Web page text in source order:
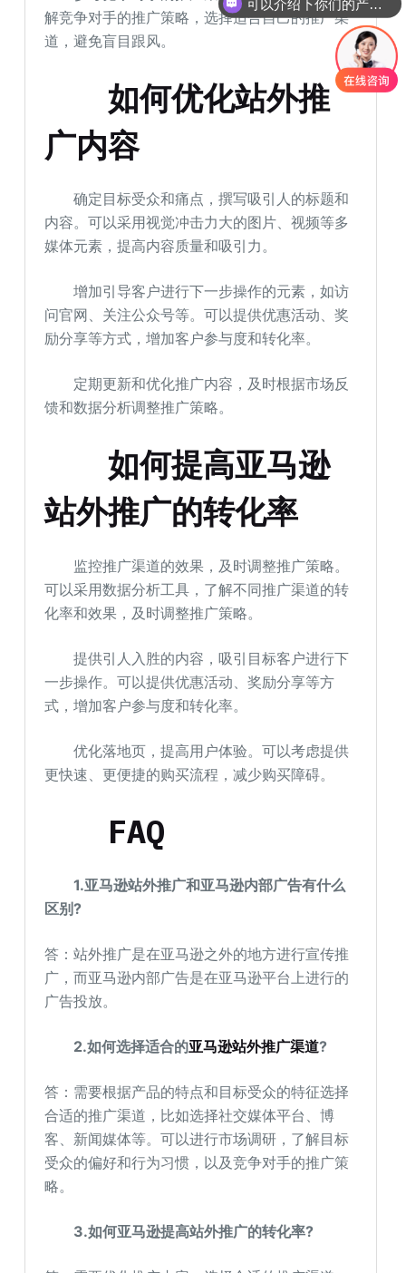
解竞争对手的推广策略，选择适合自己的推广渠
道，避免盲目跟风。
如何优化站外推
广内容
确定目标受众和痛点，撰写吸引人的标题和
内容。可以采用视觉冲击力大的图片、视频等多
媒体元素，提高内容质量和吸引力。
增加引导客户进行下一步操作的元素，如访
问官网、关注公众号等。可以提供优惠活动、奖
励分享等方式，增加客户参与度和转化率。
定期更新和优化推广内容，及时根据市场反
馈和数据分析调整推广策略。
如何提高亚马逊
站外推广的转化率
监控推广渠道的效果，及时调整推广策略。
可以采用数据分析工具，了解不同推广渠道的转
化率和效果，及时调整推广策略。
提供引人入胜的内容，吸引目标客户进行下
一步操作。可以提供优惠活动、奖励分享等方
式，增加客户参与度和转化率。
优化落地页，提高用户体验。可以考虑提供
更快速、更便捷的购买流程，减少购买障碍。
FAQ
1.亚马逊站外推广和亚马逊内部广告有什么
区别?
答：站外推广是在亚马逊之外的地方进行宣传推
广，而亚马逊内部广告是在亚马逊平台上进行的
广告投放。
2.如何选择适合的亚马逊站外推广渠道?
答：需要根据产品的特点和目标受众的特征选择
合适的推广渠道，比如选择社交媒体平台、博
客、新闻媒体等。可以进行市场调研，了解目标
受众的偏好和行为习惯，以及竞争对手的推广策
略。
3.如何亚马逊提高站外推广的转化率?
你们是怎么收费的呢